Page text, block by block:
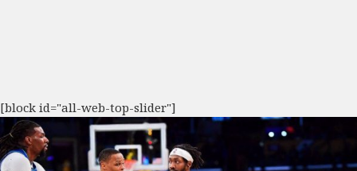
[block id="all-web-top-slider"]